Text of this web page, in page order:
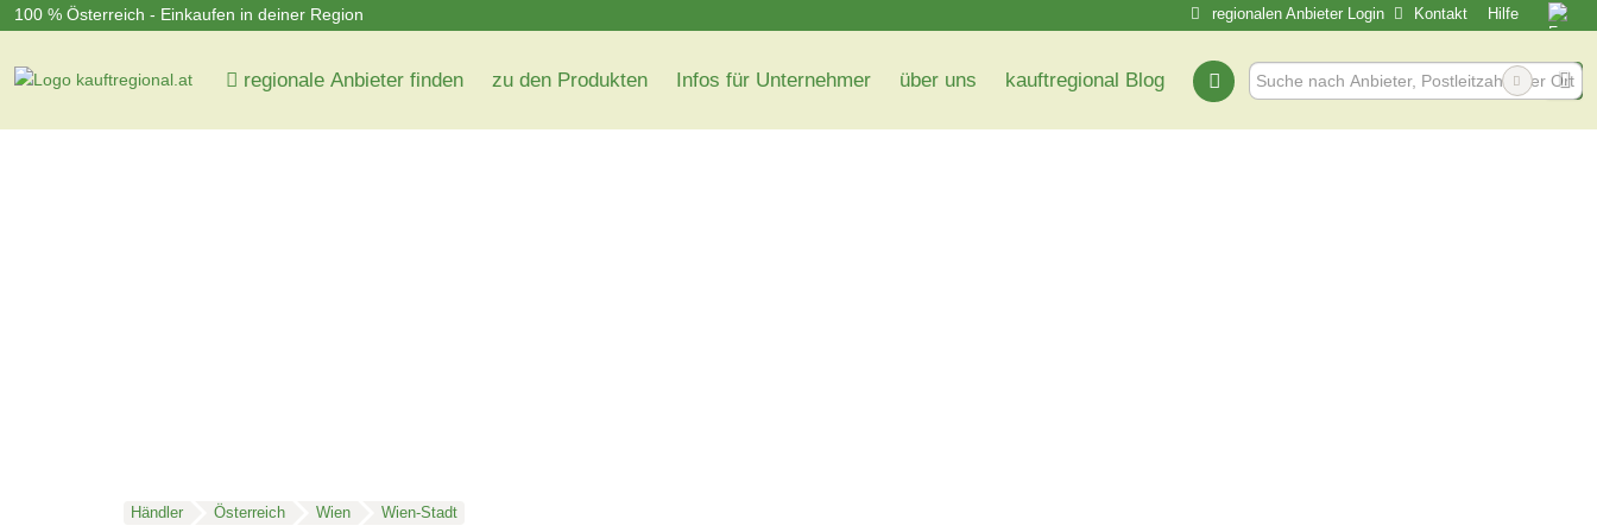
100 % Österreich - Einkaufen in deiner Region regionalen Anbieter Login Kontakt Hilfe
regionale Anbieter finden zu den Produkten Infos für Unternehmer über uns kauftregional Blog
Händler Österreich Wien Wien-Stadt